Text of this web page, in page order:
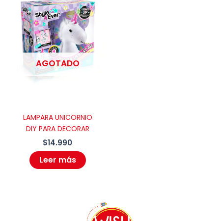
AGOTADO
LAMPARA UNICORNIO
DIY PARA DECORAR
$14.990
Leer más